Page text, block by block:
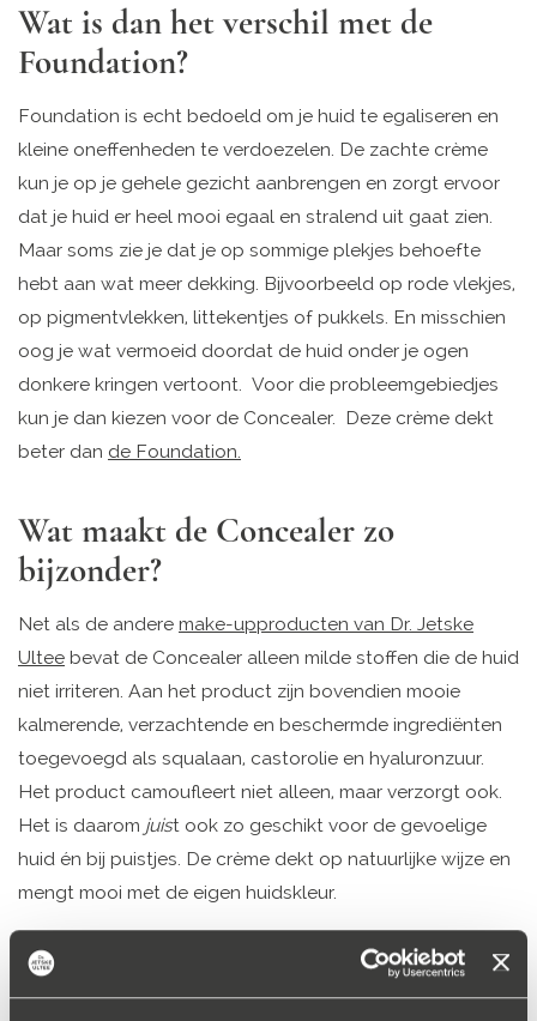
Wat is dan het verschil met de
Foundation?
Foundation is echt bedoeld om je huid te egaliseren en
kleine oneffenheden te verdoezelen. De zachte crème
kun je op je gehele gezicht aanbrengen en zorgt ervoor
dat je huid er heel mooi egaal en stralend uit gaat zien.
Maar soms zie je dat je op sommige plekjes behoefte
hebt aan wat meer dekking. Bijvoorbeeld op rode vlekjes,
op pigmentvlekken, littekentjes of pukkels. En misschien
oog je wat vermoeid doordat de huid onder je ogen
donkere kringen vertoont. Voor die probleemgebiedjes
kun je dan kiezen voor de Concealer. Deze crème dekt
beter dan de Foundation.
Wat maakt de Concealer zo
bijzonder?
Net als de andere make-upproducten van Dr. Jetske
Ultee bevat de Concealer alleen milde stoffen die de huid
niet irriteren. Aan het product zijn bovendien mooie
kalmerende, verzachtende en beschermde ingrediënten
toegevoegd als squalaan, castorolie en hyaluronzuur.
Het product camoufleert niet alleen, maar verzorgt ook.
Het is daarom juist ook zo geschikt voor de gevoelige
huid én bij puistjes. De crème dekt op natuurlijke wijze en
mengt mooi met de eigen huidskleur.
Welke kleur kies ik?